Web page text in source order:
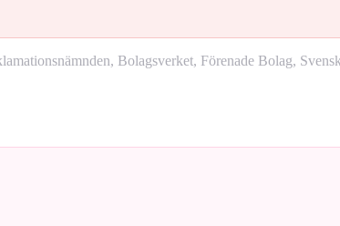
Bolagsverket, Förenade Bolag,